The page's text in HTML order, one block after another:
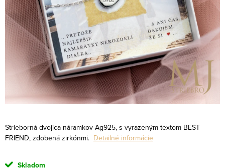
Strieborná dvojica náramkov Ag925, s vyrazeným textom BEST
FRIEND, zdobená zirkónmi. Detailné informácie
Skladom